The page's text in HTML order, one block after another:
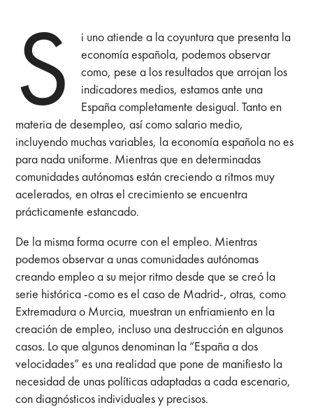
S
i uno atiende a la coyuntura que presenta la
economía española, podemos observar
como, pese a los resultados que arrojan los
indicadores medios, estamos ante una
España completamente desigual. Tanto en
materia de desempleo, así como salario medio,
incluyendo muchas variables, la economía española no es
para nada uniforme. Mientras que en determinadas
comunidades autónomas están creciendo a ritmos muy
acelerados, en otras el crecimiento se encuentra
prácticamente estancado.
De la misma forma ocurre con el empleo. Mientras
podemos observar a unas comunidades autónomas
creando empleo a su mejor ritmo desde que se creó la
serie histórica -como es el caso de Madrid-, otras, como
Extremadura o Murcia, muestran un enfriamiento en la
creación de empleo, incluso una destrucción en algunos
casos. Lo que algunos denominan la “España a dos
velocidades” es una realidad que pone de manifiesto la
necesidad de unas políticas adaptadas a cada escenario,
con diagnósticos individuales y precisos.